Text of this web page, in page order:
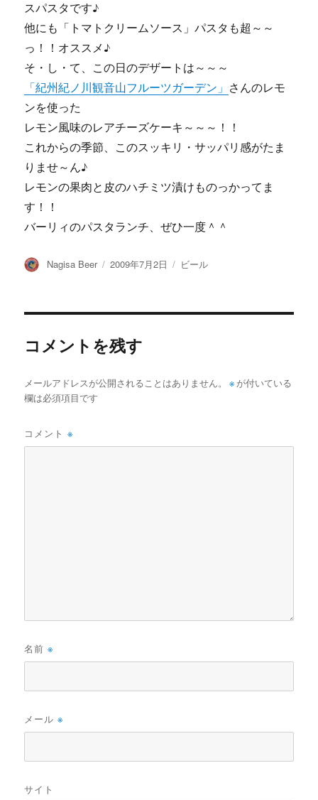
スパスタです♪
他にも「トマトクリームソース」パスタも超～～
っ！！オススメ♪
そ・し・て、この日のデザートは～～～
「紀州紀ノ川観音山フルーツガーデン」 さんのレモ
ンを使った
レモン風味のレアチーズケーキ～～～！！
これからの季節、このスッキリ・サッパリ感がたま
りませ～ん♪
レモンの果肉と皮のハチミツ漬けものっかってま
す！！
バーリィのパスタランチ、ぜひ一度＾＾
投
Nagisa Beer
投
2009年7月2日
カ
ビール
コメントを残す
メールアドレスが公開されることはありません。 ※ が付いている
欄は必須項目です
コメント※
名前※
メール※
サイト